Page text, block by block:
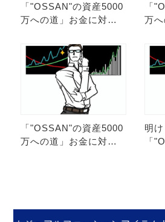
「"OSSAN"の資産5000
万への道」お金に対す
弾。
「
万
弾。
「"OSSAN"の資産5000
万への道」お金に対す
明
「